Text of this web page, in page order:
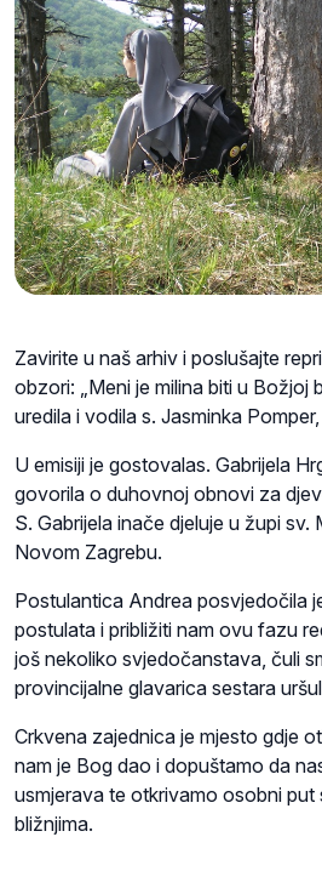
Zavirite u naš arhiv i poslušajte
obzori: „Meni je milina biti u Božjoj
uredila i vodila s. Jasminka
U emisiji je gostovalas. Gabrijela
govorila o duhovnoj obnovi za
S. Gabrijela inače djeluje u župi sv.
Novom Zagrebu.
Postulantica Andrea posvjedočila
postulata i približiti nam ovu fazu
još nekoliko svjedočanstava, čuli
provincijalne glavarica sestara
Crkvena zajednica je mjesto gdje
nam je Bog dao i dopuštamo da
usmjerava te otkrivamo osobni put
bližnjima.